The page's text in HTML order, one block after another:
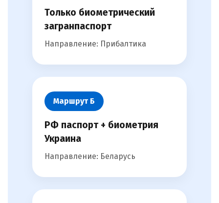
Только биометрический
загранпаспорт
Направление: Прибалтика
Маршрут Б
РФ паспорт + биометрия
Украина
Направление: Беларусь